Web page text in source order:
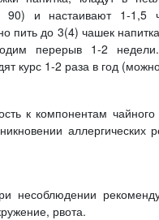
90) и настаивают 1-
пить до 3(4) чашек
перерыв 1-2
курс 1-2 раза в год
к компонентам
аллергических
несоблюдении
рвота.